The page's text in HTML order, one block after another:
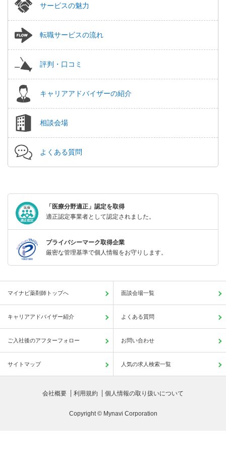
サービスの魅力
転職サービスの流れ
評判・口コミ
キャリアアドバイザーの紹介
相談会場
よくある質問
「医療分野適正」認定を取得
適正認定事業者として認定されました。
プライバシーマーク取得企業
厳密な管理基準で個人情報をお守りします。
マイナビ薬剤師トップへ 面談会場一覧
キャリアアドバイザー紹介 よくある質問
ご入社後のアフターフォロー お問い合わせ
サイトマップ 人気の求人検索一覧
会社概要 利用規約 個人情報の取り扱いについて
Copyright © Mynavi Corporation